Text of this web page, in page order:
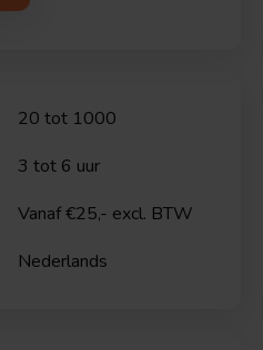
20 tot 1000
3 tot 6 uur
Vanaf €25,- excl. BTW
Nederlands